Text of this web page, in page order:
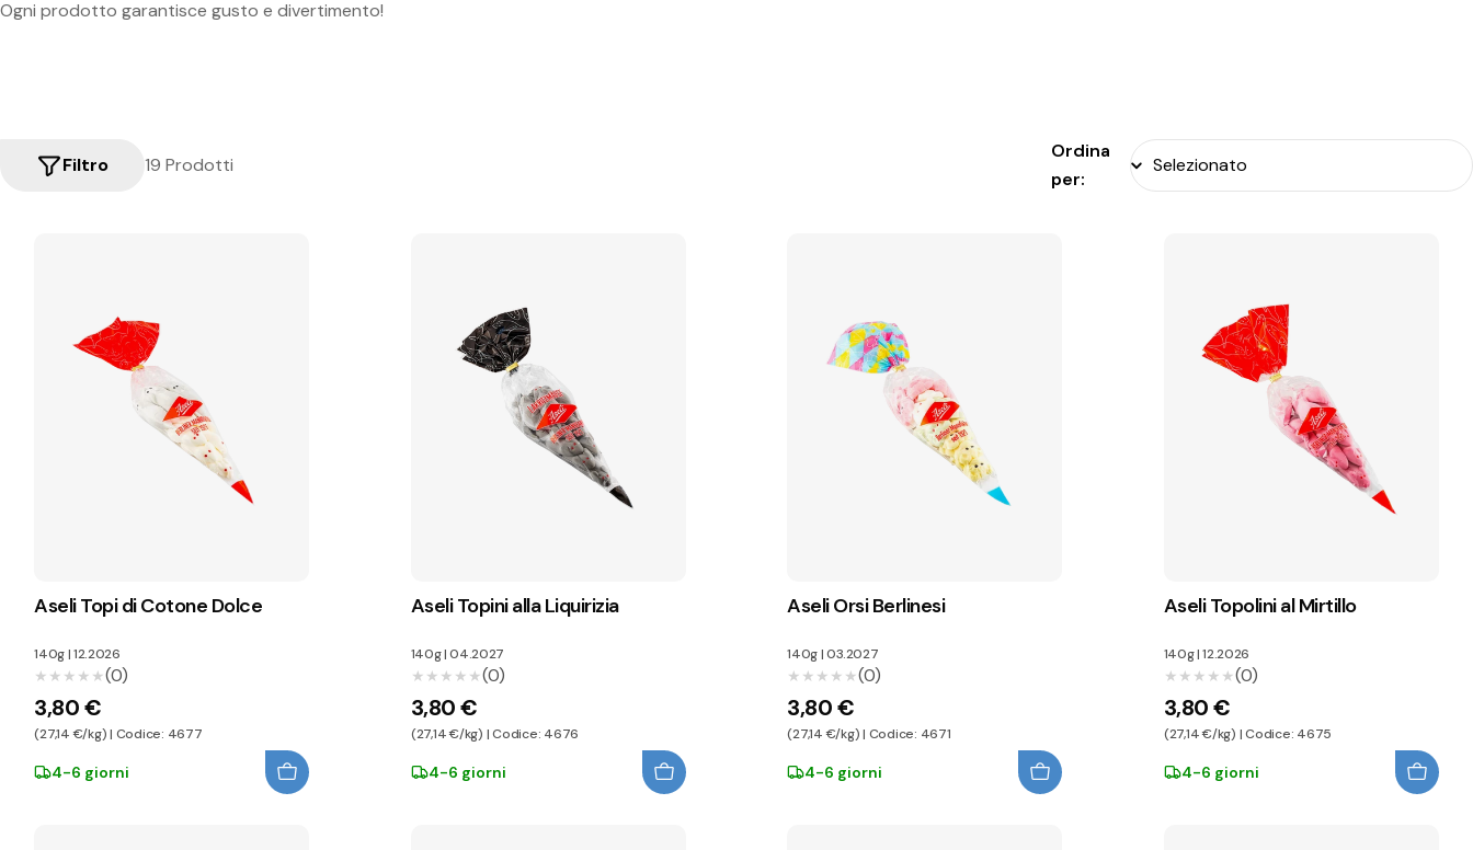
Ogni prodotto garantisce gusto e divertimento!
19 Prodotti
Filtro
Ordina
per:
Aseli Topi di Cotone Dolce
140g|12.2026
★★★★★
★★★★★(0)
3,80 €
(27,14 €/kg) | Codice: 4677
4-6 giorni
Aseli Topini alla Liquirizia
140g|04.2027
★★★★★
★★★★★(0)
3,80 €
(27,14 €/kg) | Codice: 4676
4-6 giorni
Aseli Orsi Berlinesi
140g|03.2027
★★★★★
★★★★★(0)
3,80 €
(27,14 €/kg) | Codice: 4671
4-6 giorni
Aseli Topolini al Mirtillo
140g|12.2026
★★★★★
★★★★★(0)
3,80 €
(27,14 €/kg) | Codice: 4675
4-6 giorni